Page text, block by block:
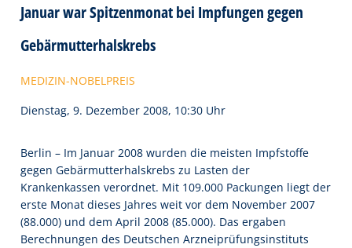
Januar war Spitzenmonat bei Impfungen gegen
Gebärmutterhalskrebs
MEDIZIN-NOBELPREIS
Dienstag, 9. Dezember 2008, 10:30 Uhr
Berlin – Im Januar 2008 wurden die meisten Impfstoffe
gegen Gebärmutterhalskrebs zu Lasten der
Krankenkassen verordnet. Mit 109.000 Packungen liegt der
erste Monat dieses Jahres weit vor dem November 2007
(88.000) und dem April 2008 (85.000). Das ergaben
Berechnungen des Deutschen Arzneiprüfungsinstituts